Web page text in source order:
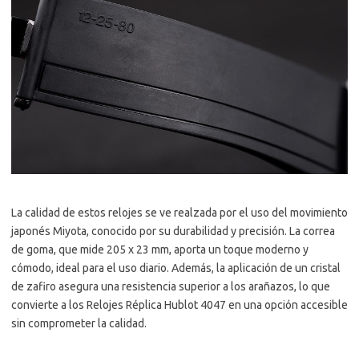
La calidad de estos relojes se ve realzada por el uso del movimiento
japonés Miyota, conocido por su durabilidad y precisión. La correa
de goma, que mide 205 x 23 mm, aporta un toque moderno y
cómodo, ideal para el uso diario. Además, la aplicación de un cristal
de zafiro asegura una resistencia superior a los arañazos, lo que
convierte a los Relojes Réplica Hublot 4047 en una opción accesible
sin comprometer la calidad.